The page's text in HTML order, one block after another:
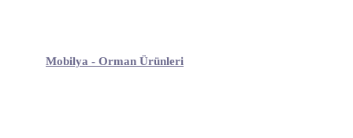
Mobilya - Orman Ürünleri